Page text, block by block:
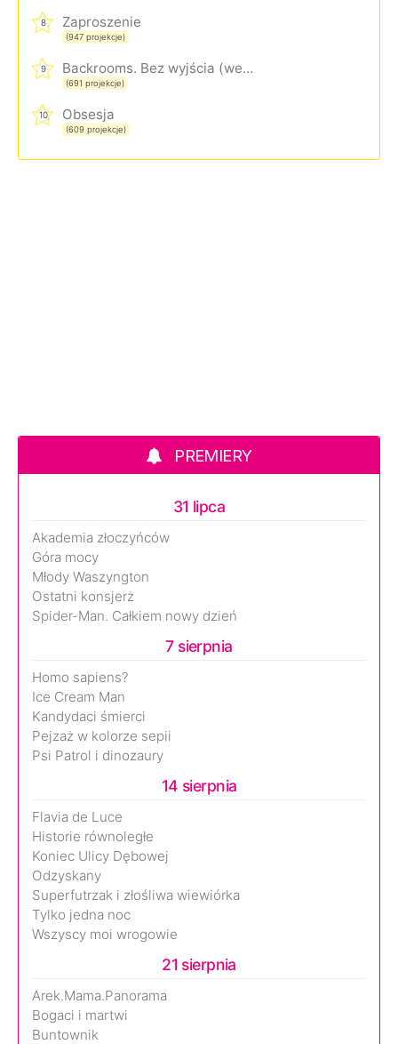
8 Zaproszenie
(947 projekcje)
9 Backrooms. Bez wyjścia (wersja rozszerzona)
(691 projekcje)
10 Obsesja
(609 projekcje)
PREMIERY
31 lipca
Akademia złoczyńców
Góra mocy
Młody Waszyngton
Ostatni konsjerż
Spider-Man. Całkiem nowy dzień
7 sierpnia
Homo sapiens?
Ice Cream Man
Kandydaci śmierci
Pejzaż w kolorze sepii
Psi Patrol i dinozaury
14 sierpnia
Flavia de Luce
Historie równoległe
Koniec Ulicy Dębowej
Odzyskany
Superfutrzak i złośliwa wiewiórka
Tylko jedna noc
Wszyscy moi wrogowie
21 sierpnia
Arek.Mama.Panorama
Bogaci i martwi
Buntownik